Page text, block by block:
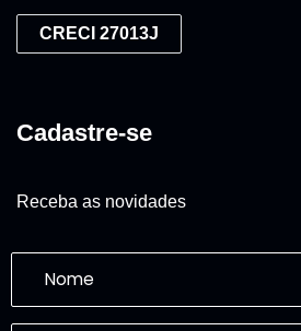
CRECI 27013J
Cadastre-se
Receba as novidades